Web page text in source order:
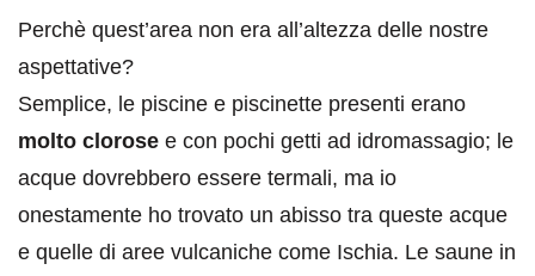
Perchè quest’area non era all’altezza delle nostre
aspettative?
Semplice, le piscine e piscinette presenti erano
molto clorose e con pochi getti ad idromassagio; le
acque dovrebbero essere termali, ma io
onestamente ho trovato un abisso tra queste acque
e quelle di aree vulcaniche come Ischia. Le saune in